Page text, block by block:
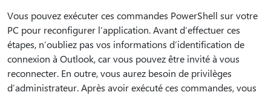
Vous pouvez exécuter ces commandes PowerShell sur votre
PC pour reconfigurer l’application. Avant d’effectuer ces
étapes, n’oubliez pas vos informations d’identification de
connexion à Outlook, car vous pouvez être invité à vous
reconnecter. En outre, vous aurez besoin de privilèges
d’administrateur. Après avoir exécuté ces commandes, vous